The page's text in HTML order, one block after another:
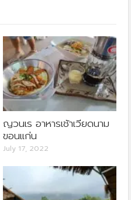
ญวนเร อาหารเช้าเวียดนาม
ขอนแก่น
July 17, 2022